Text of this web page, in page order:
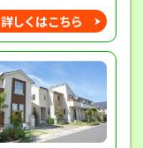
詳しくはこちら